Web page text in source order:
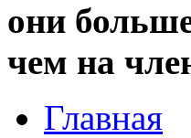
они
чем на
Главная